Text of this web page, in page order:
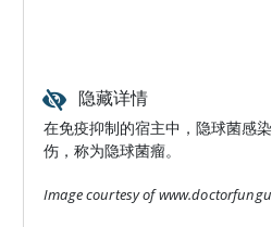
隐藏详情
在免疫抑制的宿主中，隐球菌感
伤，称为隐球菌瘤。
Image courtesy of